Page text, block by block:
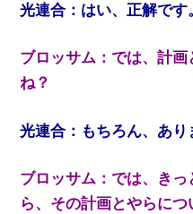
光連合：はい、正解です
ブロッサム：では、計
ね？
光連合：もちろん、あり
ブロッサム：では、き
ら、その計画とやらに